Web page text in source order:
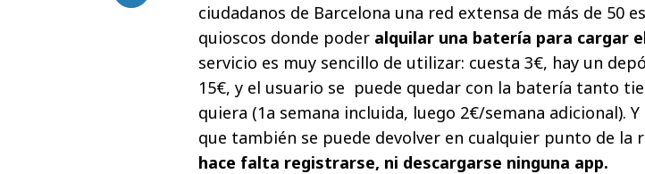
ciudadanos de Barcelona una red extensa de más de 50
quioscos donde poder alquilar una batería para cargar
servicio es muy sencillo de utilizar: cuesta 3€, hay un
15€, y el usuario se puede quedar con la batería tanto
quiera (1a semana incluida, luego 2€/semana adicional).
que también se puede devolver en cualquier punto de la
hace falta registrarse, ni descargarse ninguna app.